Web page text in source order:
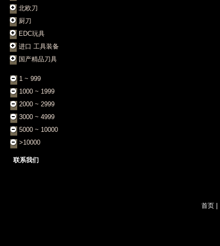
北欧刀
厨刀
EDC玩具
进口 工具装备
国产精品刀具
1 ~ 999
1000 ~ 1999
2000 ~ 2999
3000 ~ 4999
5000 ~ 10000
>10000
联系我们
首页